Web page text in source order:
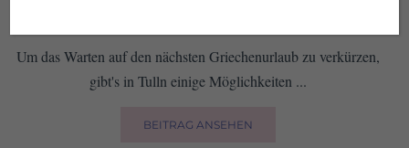
Um das Warten auf den nächsten Griechenurlaub zu verkürzen,
gibt's in Tulln einige Möglichkeiten ...
BEITRAG ANSEHEN